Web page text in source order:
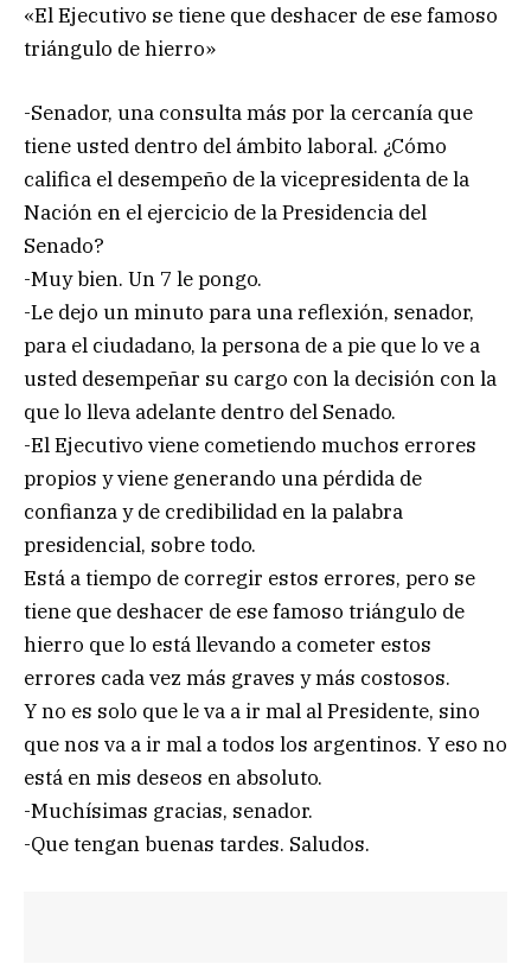
«El Ejecutivo se tiene que deshacer de ese famoso
triángulo de hierro»
-Senador, una consulta más por la cercanía que
tiene usted dentro del ámbito laboral. ¿Cómo
califica el desempeño de la vicepresidenta de la
Nación en el ejercicio de la Presidencia del
Senado?
-Muy bien. Un 7 le pongo.
-Le dejo un minuto para una reflexión, senador,
para el ciudadano, la persona de a pie que lo ve a
usted desempeñar su cargo con la decisión con la
que lo lleva adelante dentro del Senado.
-El Ejecutivo viene cometiendo muchos errores
propios y viene generando una pérdida de
confianza y de credibilidad en la palabra
presidencial, sobre todo.
Está a tiempo de corregir estos errores, pero se
tiene que deshacer de ese famoso triángulo de
hierro que lo está llevando a cometer estos
errores cada vez más graves y más costosos.
Y no es solo que le va a ir mal al Presidente, sino
que nos va a ir mal a todos los argentinos. Y eso no
está en mis deseos en absoluto.
-Muchísimas gracias, senador.
-Que tengan buenas tardes. Saludos.